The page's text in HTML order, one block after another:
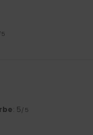
/5
: 5 /5